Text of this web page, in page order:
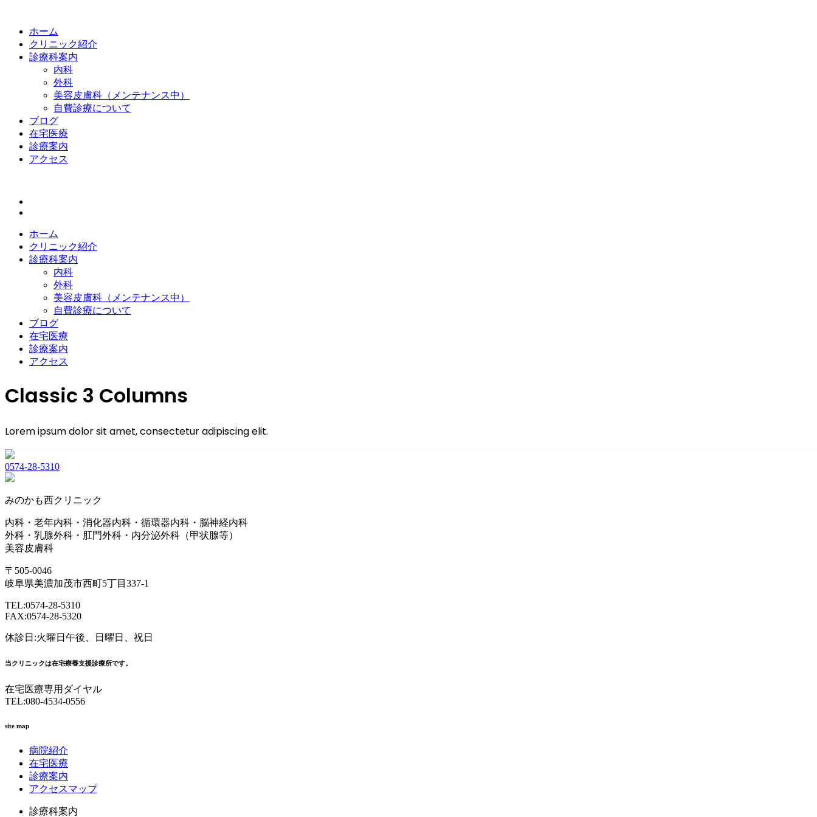
ホーム
クリニック紹介
診療科案内
内科
外科
美容皮膚科（メンテナンス中）
自費診療について
ブログ
在宅医療
診療案内
アクセス
ホーム
クリニック紹介
診療科案内
内科
外科
美容皮膚科（メンテナンス中）
自費診療について
ブログ
在宅医療
診療案内
アクセス
Classic 3 Columns
Lorem ipsum dolor sit amet, consectetur adipiscing elit.
0574-28-5310
みのかも西クリニック
内科・老年内科・消化器内科・循環器内科・脳神経内科
外科・乳腺外科・肛門外科・内分泌外科（甲状腺等）
美容皮膚科
〒505-0046
岐阜県美濃加茂市西町5丁目337-1
TEL:0574-28-5310
FAX:0574-28-5320
休診日:火曜日午後、日曜日、祝日
当クリニックは在宅療養支援診療所です。
在宅医療専用ダイヤル
TEL:080-4534-0556
site map
病院紹介
在宅医療
診療案内
アクセスマップ
診療科案内